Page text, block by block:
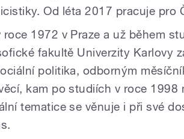
Od léta 2017 pracuje pro
roce 1972 v Praze a už během
fakultě Univerzity Karlovy
politika, odborným
kam po studiích v roce 1998
tematice se věnuje i při své